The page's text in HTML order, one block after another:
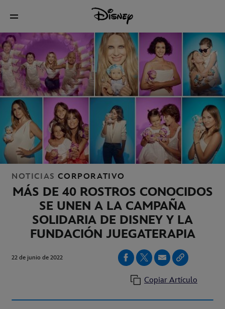
NOTICIAS CORPORATIVO
MÁS DE 40 ROSTROS CONOCIDOS
SE UNEN A LA CAMPAÑA
SOLIDARIA DE DISNEY Y LA
FUNDACIÓN JUEGATERAPIA
22 de junio de 2022
Copiar Artículo